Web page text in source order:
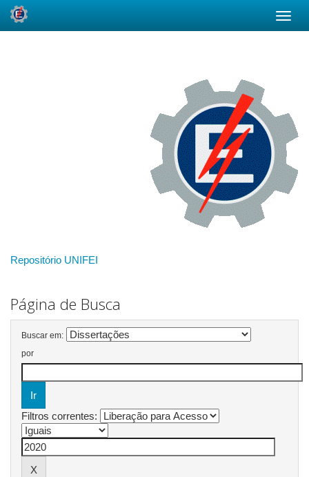
Repositório UNIFEI
Página de Busca
Buscar em:
por
Filtros correntes: